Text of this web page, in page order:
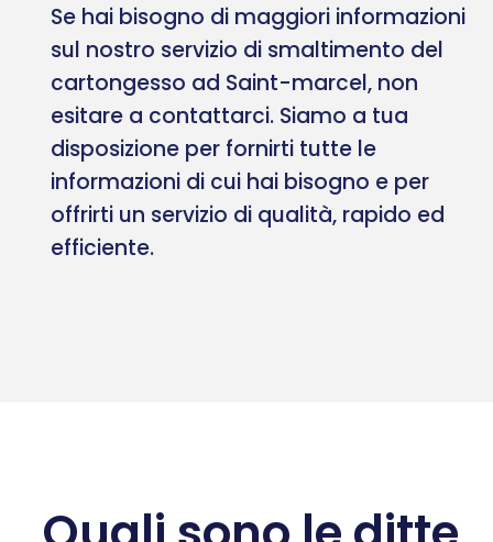
Se hai bisogno di maggiori informazioni
sul nostro servizio di smaltimento del
cartongesso ad Saint-marcel, non
esitare a contattarci. Siamo a tua
disposizione per fornirti tutte le
informazioni di cui hai bisogno e per
offrirti un servizio di qualità, rapido ed
efficiente.